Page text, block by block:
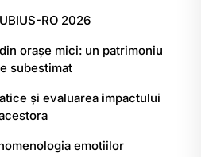
RO 2026
orașe mici: un patrimoniu
subestimat
și evaluarea impactului
emotiilor